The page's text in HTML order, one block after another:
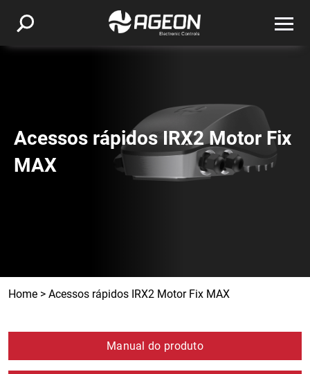
Acessos rápidos IRX2 Motor Fix
MAX
Home > Acessos rápidos IRX2 Motor Fix MAX
Manual do produto